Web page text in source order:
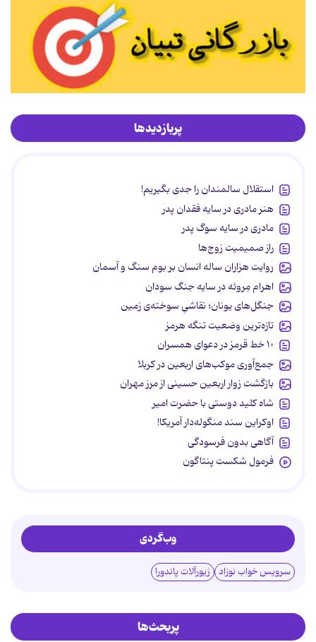
پربازدیدها
استقلال سالمندان را جدی بگیریم!
هنر مادری در سایه‌ فقدان پدر
مادری در سایه سوگ پدر
راز صمیمیت زوج‌ها
روایت هزاران ساله انسان بر بوم سنگ و آسمان
اهرام مِروئه در سایه جنگ سودان
جنگل‌های یونان؛ نقاشیِ سوخته‌ی زمین
تازه‌ترین وضعیت تنگه هرمز
۱۰ خط قرمز در دعوای همسران
جمع‌آوری موکب‌های اربعین در کربلا
بازگشت زوار اربعین حسینی از مرز مهران
شاه کلید دوستی با حضرت امیر
اوکراین سند منگوله‌دار آمریکا!
آگاهی بدون فرسودگی
فرمول شکست پنتاگون
وب‌گردی
سرویس خواب نوزاد زیورآلات پاندورا
پربحث‌ها